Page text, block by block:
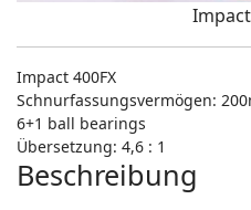
Impact 400FX
Schnurfassungsvermögen:
6+1 ball bearings
Übersetzung: 4,6 : 1
Beschreibung